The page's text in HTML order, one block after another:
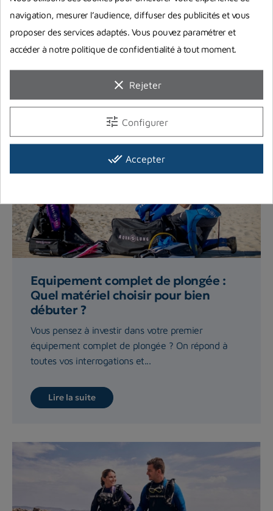
Guides d'achat
Equipement complet de plongée :
Quel matériel choisir pour bien
débuter ?
Vous pensez à investir dans votre premier
équipement complet de plongée ? On répond à
toutes vos interrogations et...
Lire la suite
navigation, mesurer l’audience, diffuser des publicités et vous
proposer des services adaptés. Vous pouvez paramétrer et
accéder à notre politique de confidentialité à tout moment.
clear Rejeter
tune Configurer
done_all Accepter